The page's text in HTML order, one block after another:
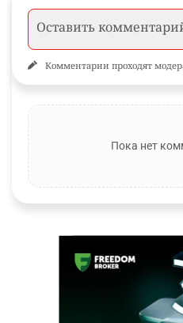
Комментарии проходят
Пока нет